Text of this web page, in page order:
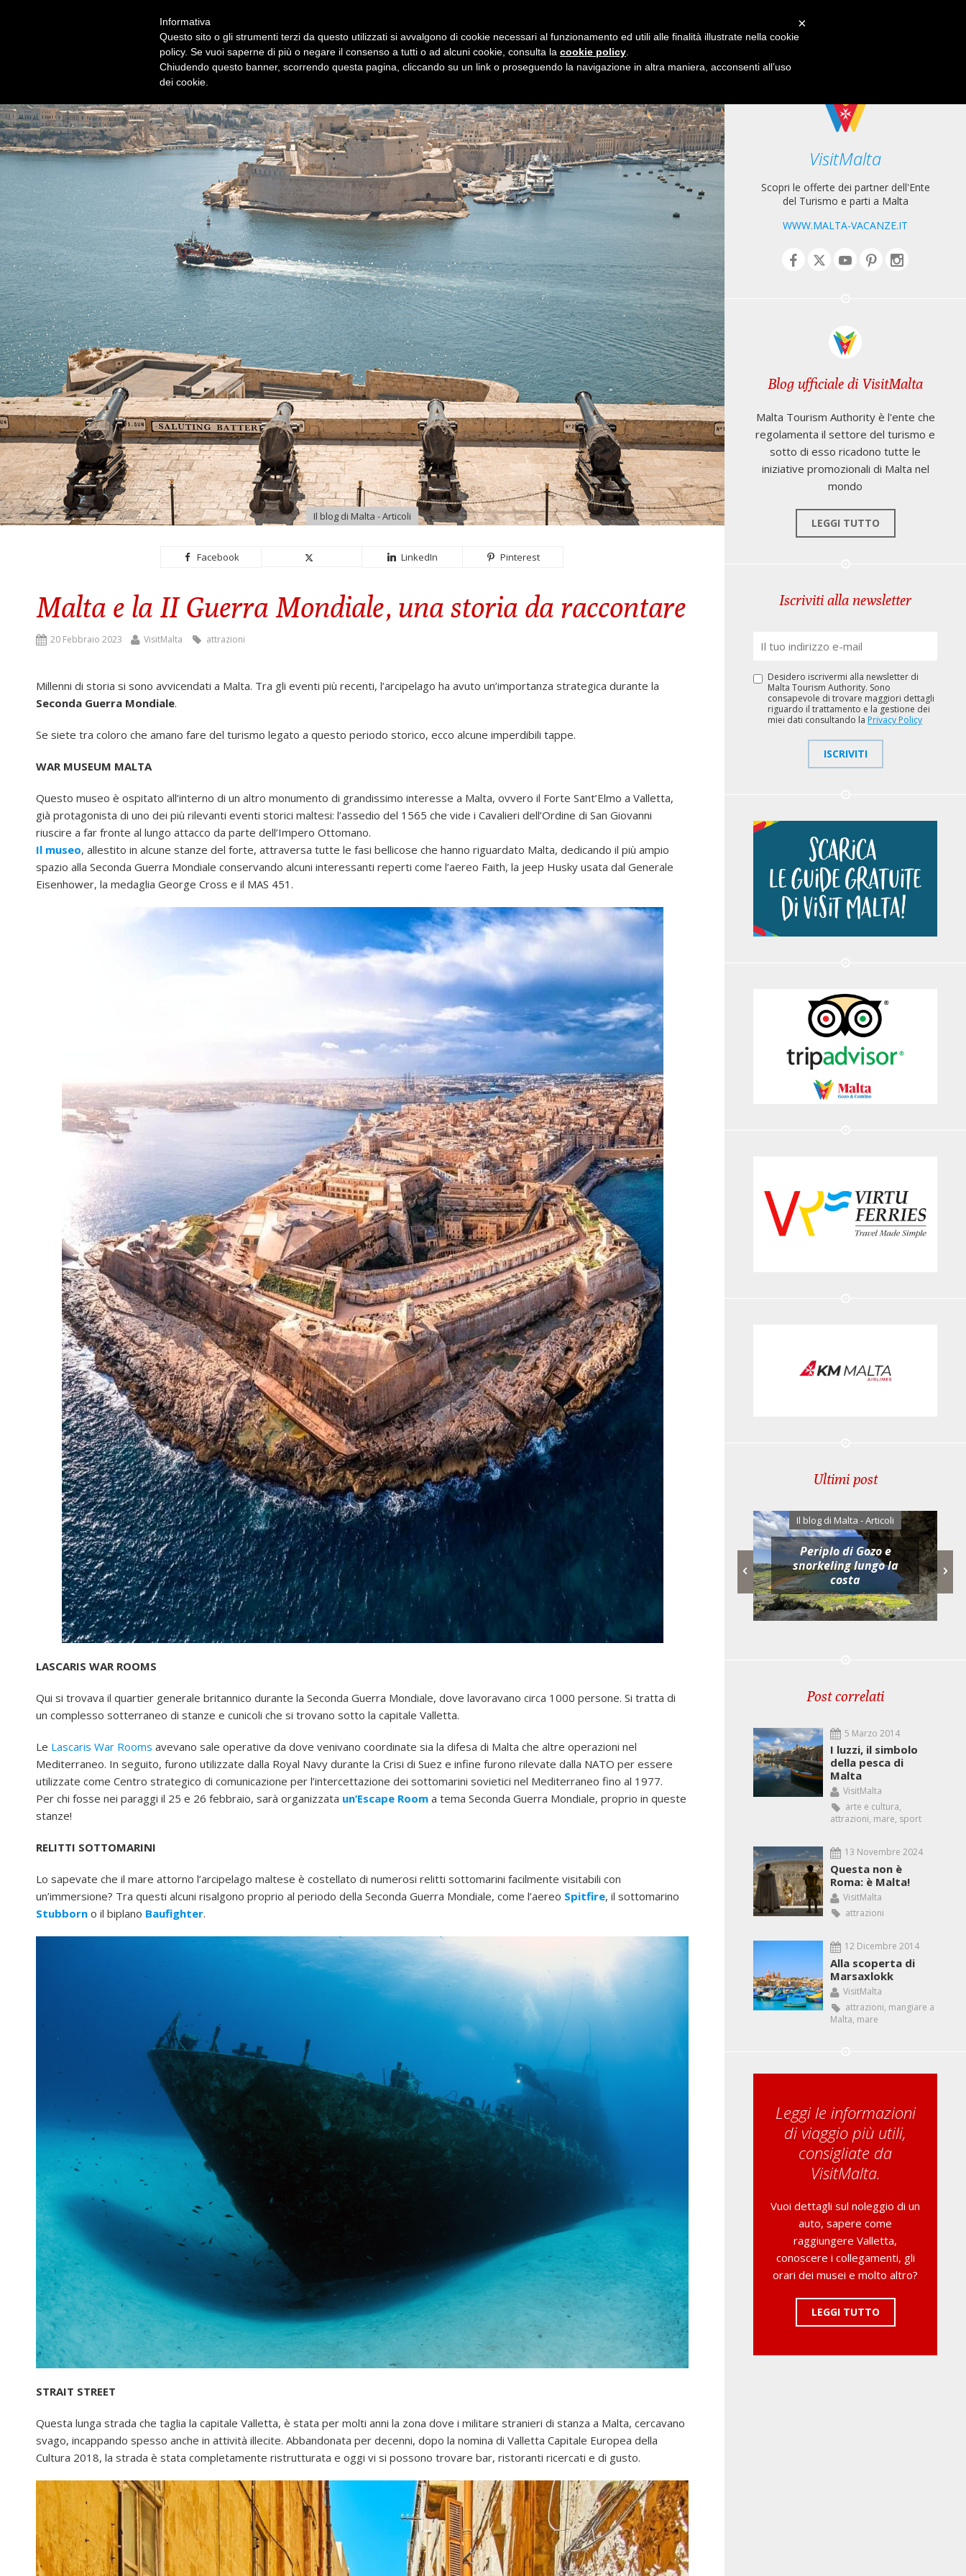
IL BLOG UFFICIALE DI VISITMALTA
News dall'arcipelago maltese
ABOUT BLOG PODCAST GUIDE GUEST WRITERS INFO DI VIAGGIO UNEXPLORED
Il blog di Malta - Articoli
Facebook LinkedIn Pinterest
Malta e la II Guerra Mondiale, una storia da raccontare
20 Febbraio 2023 VisitMalta attrazioni
Millenni di storia si sono avvicendati a Malta. Tra gli eventi più recenti, l’arcipelago ha avuto un’importanza strategica durante la
Seconda Guerra Mondiale.
Se siete tra coloro che amano fare del turismo legato a questo periodo storico, ecco alcune imperdibili tappe.
WAR MUSEUM MALTA
Questo museo è ospitato all’interno di un altro monumento di grandissimo interesse a Malta, ovvero il Forte Sant’Elmo a Valletta,
già protagonista di uno dei più rilevanti eventi storici maltesi: l’assedio del 1565 che vide i Cavalieri dell’Ordine di San Giovanni
riuscire a far fronte al lungo attacco da parte dell’Impero Ottomano.
Il museo, allestito in alcune stanze del forte, attraversa tutte le fasi bellicose che hanno riguardato Malta, dedicando il più ampio
spazio alla Seconda Guerra Mondiale conservando alcuni interessanti reperti come l’aereo Faith, la jeep Husky usata dal Generale
Eisenhower, la medaglia George Cross e il MAS 451.
LASCARIS WAR ROOMS
Qui si trovava il quartier generale britannico durante la Seconda Guerra Mondiale, dove lavoravano circa 1000 persone. Si tratta di
un complesso sotterraneo di stanze e cunicoli che si trovano sotto la capitale Valletta.
Le Lascaris War Rooms avevano sale operative da dove venivano coordinate sia la difesa di Malta che altre operazioni nel
Mediterraneo. In seguito, furono utilizzate dalla Royal Navy durante la Crisi di Suez e infine furono rilevate dalla NATO per essere
utilizzate come Centro strategico di comunicazione per l’intercettazione dei sottomarini sovietici nel Mediterraneo fino al 1977.
Per chi fosse nei paraggi il 25 e 26 febbraio, sarà organizzata un’Escape Room a tema Seconda Guerra Mondiale, proprio in queste
stanze!
RELITTI SOTTOMARINI
Lo sapevate che il mare attorno l’arcipelago maltese è costellato di numerosi relitti sottomarini facilmente visitabili con
un’immersione? Tra questi alcuni risalgono proprio al periodo della Seconda Guerra Mondiale, come l’aereo Spitfire, il sottomarino
Stubborn o il biplano Baufighter.
STRAIT STREET
Questa lunga strada che taglia la capitale Valletta, è stata per molti anni la zona dove i militare stranieri di stanza a Malta, cercavano
svago, incappando spesso anche in attività illecite. Abbandonata per decenni, dopo la nomina di Valletta Capitale Europea della
Cultura 2018, la strada è stata completamente ristrutturata e oggi vi si possono trovare bar, ristoranti ricercati e di gusto.
VisitMalta
Scopri le offerte dei partner dell'Ente
del Turismo e parti a Malta
WWW.MALTA-VACANZE.IT
Blog ufficiale di VisitMalta
Malta Tourism Authority è l'ente che
regolamenta il settore del turismo e
sotto di esso ricadono tutte le
iniziative promozionali di Malta nel
mondo
LEGGI TUTTO
Iscriviti alla newsletter
Desidero iscrivermi alla newsletter di
Malta Tourism Authority. Sono
consapevole di trovare maggiori dettagli
riguardo il trattamento e la gestione dei
miei dati consultando la Privacy Policy
ISCRIVITI
Ultimi post
Il blog di Malta - Articoli
Il mare più wild di
Malta, Gozo e Comino
Il blog di Malta - Articoli
BirguFest 2026: a Malta
in un’atmosfera senza
Il blog di Malta - Articoli
Periplo di Gozo e
snorkeling lungo la
costa
Post correlati
5 Marzo 2014
I luzzi, il simbolo
della pesca di
Malta
VisitMalta
arte e cultura,
attrazioni, mare, sport
13 Novembre 2024
Questa non è
Roma: è Malta!
VisitMalta
attrazioni
12 Dicembre 2014
Alla scoperta di
Marsaxlokk
VisitMalta
attrazioni, mangiare a
Malta, mare
Leggi le informazioni
di viaggio più utili,
consigliate da
VisitMalta.
Vuoi dettagli sul noleggio di un
auto, sapere come
raggiungere Valletta,
conoscere i collegamenti, gli
orari dei musei e molto altro?
LEGGI TUTTO
×
Informativa
Questo sito o gli strumenti terzi da questo utilizzati si avvalgono di cookie necessari al funzionamento ed utili alle finalità illustrate nella cookie
policy. Se vuoi saperne di più o negare il consenso a tutti o ad alcuni cookie, consulta la cookie policy
Chiudendo questo banner, scorrendo questa pagina, cliccando su un link o proseguendo la navigazione in altra maniera, acconsenti all’uso
dei cookie.